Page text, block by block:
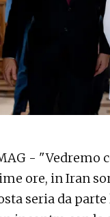
- "Vedremo
ore, in Iran
seria da